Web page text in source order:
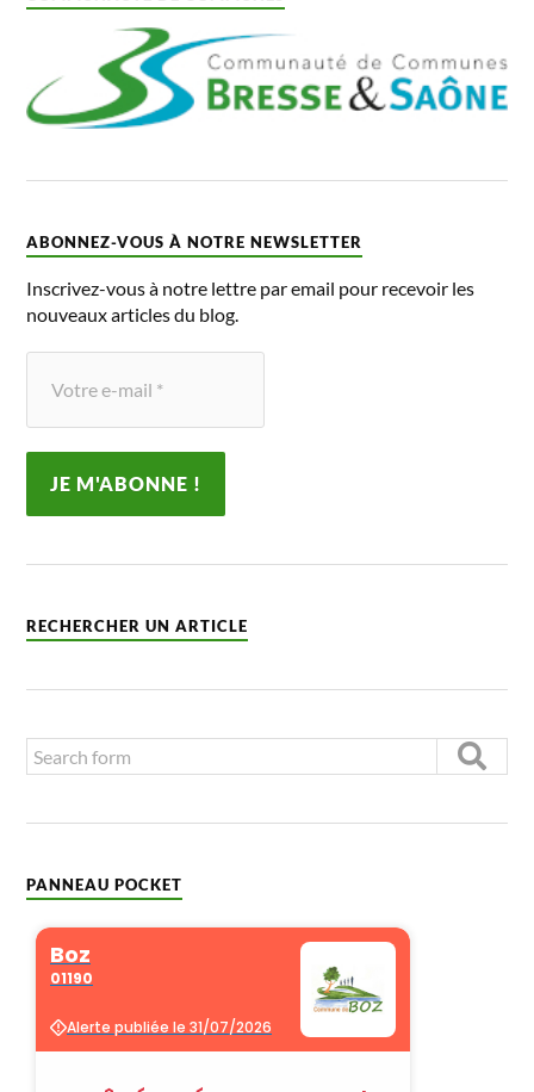
ABONNEZ-VOUS À NOTRE NEWSLETTER
Inscrivez-vous à notre lettre par email pour recevoir les
nouveaux articles du blog.
RECHERCHER UN ARTICLE
PANNEAU POCKET